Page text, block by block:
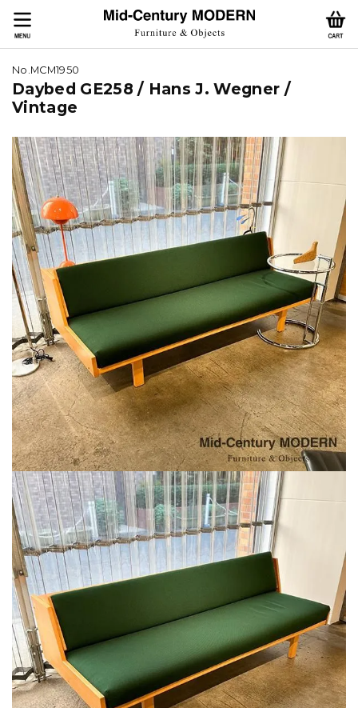
No.MCM1950
Daybed GE258 / Hans J. Wegner /
Vintage